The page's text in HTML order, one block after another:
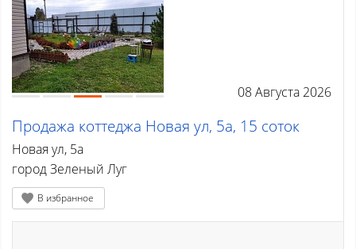
Вишенка тер. СНТ
Высокий
Гурьевск
Елань
Ерунаково
Заводской р-н
08 Августа 2026
Продажа коттеджа Новая ул, 5а, 15 соток
Новая ул, 5а
город Зеленый Луг
В избранное